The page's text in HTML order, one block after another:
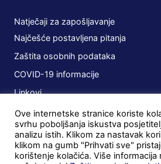
Natječaji za zapošljavanje
Najčešće postavljena pitanja
Zaštita osobnih podataka
COVID-19 informacije
Linkovi
Planovi
Javna nabava
Ugovori
Ove internetske stranice koriste
svrhu poboljšanja iskustva
analizu istih. Klikom za nastavak
klikom na gumb "Prihvati sve"
korištenje kolačića. Više